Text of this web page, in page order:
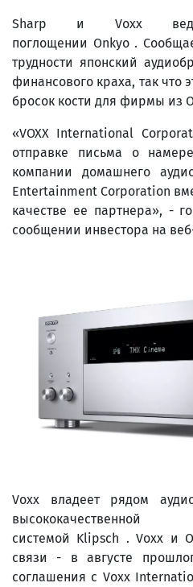
Sharp и Voxx
поглощении Onkyo .
трудности японский
финансового краха, так что
бросок кости для фирмы из
«VOXX International
отправке письма о
компании домашнего
Entertainment Corporation
качестве ее партнера», -
сообщении инвестора на
Voxx владеет рядом
системой Klipsch . Voxx и
связи - в августе
соглашения с Voxx